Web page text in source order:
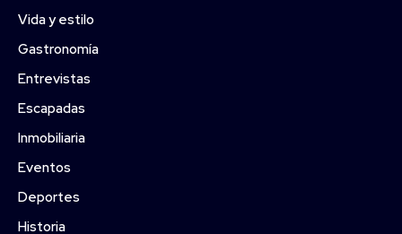
Vida y estilo
Gastronomía
Entrevistas
Escapadas
Inmobiliaria
Eventos
Deportes
Historia